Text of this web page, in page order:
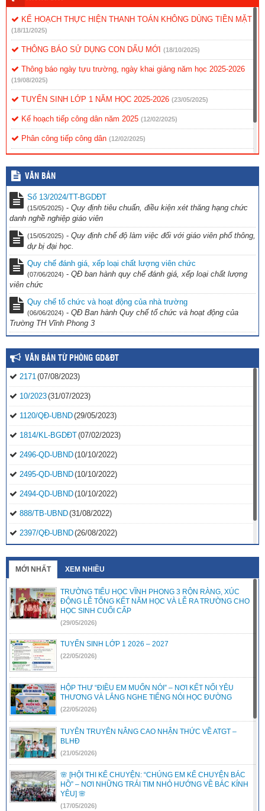
KẾ HOẠCH THỰC HIỆN THANH TOÁN KHÔNG DÙNG TIỀN MẶT
(18/11/2025)
THÔNG BÁO SỬ DỤNG CON DẤU MỚI (18/10/2025)
Thông báo ngày tựu trường, ngày khai giảng năm học 2025-2026
(19/08/2025)
TUYỂN SINH LỚP 1 NĂM HỌC 2025-2026 (23/05/2025)
Kế hoạch tiếp công dân năm 2025 (12/02/2025)
Phân công tiếp công dân (12/02/2025)
Quy chế tiếp công dân
VĂN BẢN
Số 13/2024/TT-BGDĐT
(15/05/2025) - Quy định tiêu chuẩn, điều kiện xét thăng hạng chức
danh nghề nghiệp giáo viên
(15/05/2025) - Quy định chế độ làm việc đối với giáo viên phổ thông,
dự bị đại học.
Quy chế đánh giá, xếp loại chất lượng viên chức
(07/06/2024) - QĐ ban hành quy chế đánh giá, xếp loại chất lượng
viên chức
Quy chế tổ chức và hoạt động của nhà trường
(06/06/2024) - QĐ Ban hành Quy chế tổ chức và hoạt động của
Trường TH Vĩnh Phong 3
VĂN BẢN TỪ PHÒNG GD&ĐT
2171(07/08/2023)
10/2023(31/07/2023)
1120/QĐ-UBND(29/05/2023)
1814/KL-BGDĐT(07/02/2023)
2496-QD-UBND(10/10/2022)
2495-QD-UBND(10/10/2022)
2494-QD-UBND(10/10/2022)
888/TB-UBND(31/08/2022)
2397/QĐ-UBND(26/08/2022)
MỚI NHẤT XEM NHIỀU
TRƯỜNG TIỂU HỌC VĨNH PHONG 3 RỘN RÀNG, XÚC
ĐỘNG LỄ TỔNG KẾT NĂM HỌC VÀ LỄ RA TRƯỜNG CHO
HỌC SINH CUỐI CẤP
(29/05/2026)
TUYỂN SINH LỚP 1 2026 – 2027
(22/05/2026)
HỘP THƯ “ĐIỀU EM MUỐN NÓI” – NƠI KẾT NỐI YÊU
THƯƠNG VÀ LẮNG NGHE TIẾNG NÓI HỌC ĐƯỜNG
(22/05/2026)
TUYÊN TRUYÊN NÂNG CAO NHẬN THỨC VỀ ATGT –
BLHĐ
(21/05/2026)
🌸 [HỘI THI KỂ CHUYỆN: “CHÚNG EM KỂ CHUYỆN BÁC
HỒ” – NƠI NHỮNG TRÁI TIM NHỎ HƯỚNG VỀ BÁC KÍNH
YÊU] 🌸
(17/05/2026)